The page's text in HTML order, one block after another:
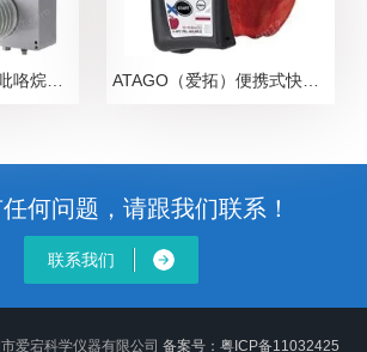
ATAGO（爱拓）便携式快速苹果无损糖度计
何问题，请跟我们联系！
联系我们
爱宕科学仪器有限公司 备案号：粤ICP备11032425